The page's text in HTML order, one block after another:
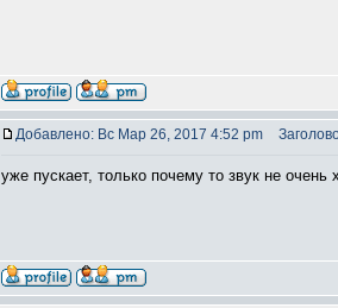
Добавлено: Вс Мар 26, 2017 4:52 pm
уже пускает, только почему то звук не